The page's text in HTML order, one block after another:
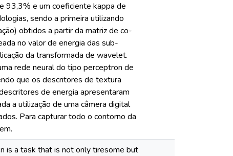
93,3% e um coeficiente kappa de
sendo a primeira utilizando
obtidos a partir da matriz de co-
no valor de energia das sub-
da transformada de wavelet.
rede neural do tipo perceptron de
que os descritores de textura
de energia apresentaram
a utilização de uma câmera digital
Para capturar todo o contorno da
is a task that is not only tiresome but